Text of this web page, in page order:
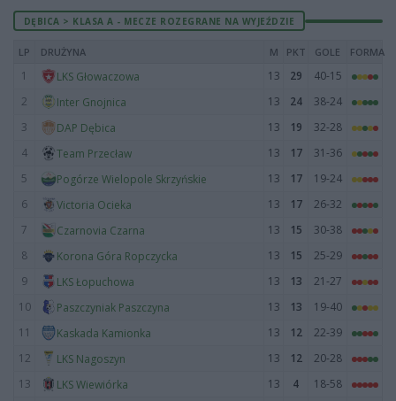
DĘBICA > KLASA A - MECZE ROZEGRANE NA WYJEŹDZIE
LP DRUŻYNA M PKT GOLE FORMA
1 LKS Głowaczowa 13 29
40-15
2
Inter Gnojnica 13 24
38-24
3
DAP Dębica 13 19
32-28
4
Team Przecław 13 17
31-36
5
Pogórze Wielopole Skrzyńskie 13 17
19-24
6
Victoria Ocieka 13 17
26-32
7
Czarnovia Czarna 13 15
30-38
8
Korona Góra Ropczycka 13 15
25-29
9
LKS Łopuchowa 13 13
21-27
10
Paszczyniak Paszczyna 13 13
19-40
11
Kaskada Kamionka 13 12
22-39
12
LKS Nagoszyn 13 12
20-28
13
LKS Wiewiórka 13 4
18-58